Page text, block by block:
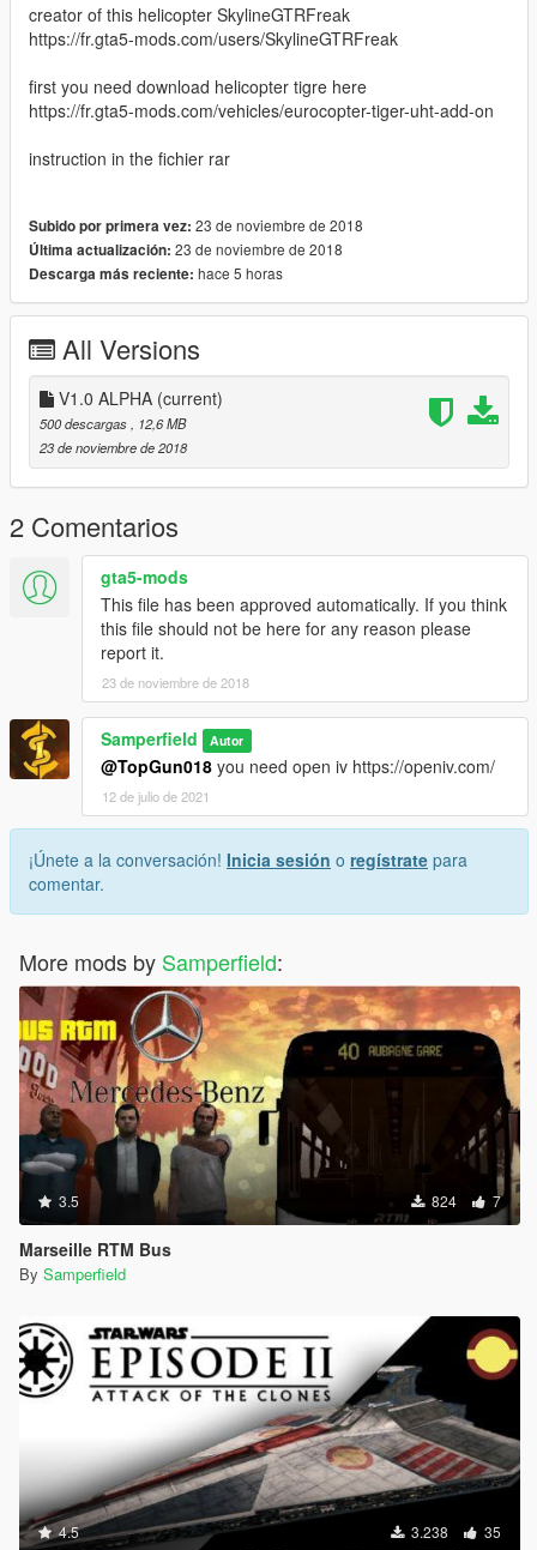
creator of this helicopter SkylineGTRFreak
https://fr.gta5-mods.com/users/SkylineGTRFreak
first you need download helicopter tigre here
https://fr.gta5-mods.com/vehicles/eurocopter-tiger-uht-add-on
instruction in the fichier rar
Subido por primera vez: 23 de noviembre de 2018
Última actualización: 23 de noviembre de 2018
Descarga más reciente: hace 5 horas
All Versions
V1.0 ALPHA (current)
500 descargas
, 12,6 MB
23 de noviembre de 2018
2 Comentarios
gta5-mods
This file has been approved automatically. If you think
this file should not be here for any reason please
report it.
23 de noviembre de 2018
Samperfield Autor
@TopGun018 you need open iv https://openiv.com/
12 de julio de 2021
¡Únete a la conversación! Inicia sesión o regístrate para
comentar.
More mods by Samperfield:
3.5 824 7
Marseille RTM Bus
By Samperfield
4.5 3.238 35